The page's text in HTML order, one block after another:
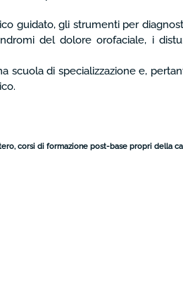
guidato, gli strumenti per
del dolore orofaciale, i
scuola di specializzazione e,
corsi di formazione post-base propri della